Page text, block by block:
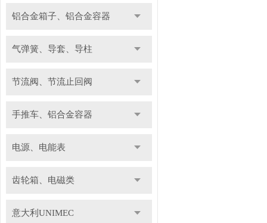
铝合金箱子、铝合金容器
气弹簧、导套、导柱
节流阀、节流止回阀
手推车、铝合金容器
电源、电能表
齿轮箱、电磁类
意大利UNIMEC